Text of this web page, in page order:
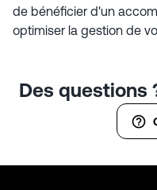
de bénéficier d'un
optimiser la gestion de
Des questions